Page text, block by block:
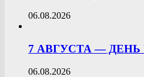
06.08.2026
7 АВГУСТА —
06.08.2026